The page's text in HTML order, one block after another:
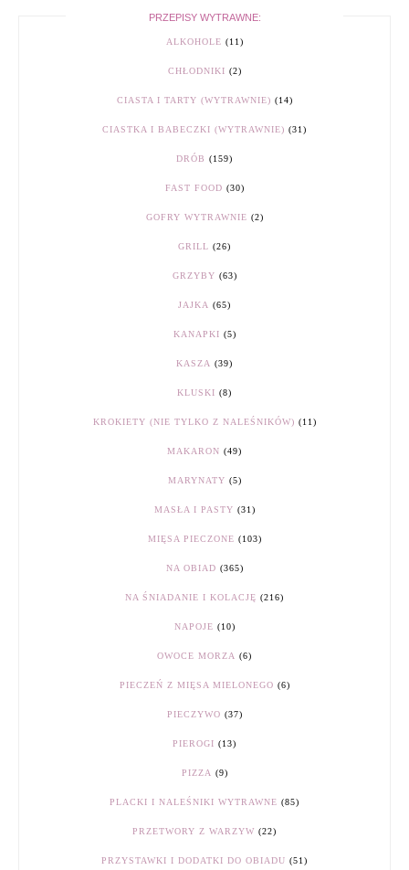
PRZEPISY WYTRAWNE:
ALKOHOLE (11)
CHŁODNIKI (2)
CIASTA I TARTY (WYTRAWNIE) (14)
CIASTKA I BABECZKI (WYTRAWNIE) (31)
DRÓB (159)
FAST FOOD (30)
GOFRY WYTRAWNIE (2)
GRILL (26)
GRZYBY (63)
JAJKA (65)
KANAPKI (5)
KASZA (39)
KLUSKI (8)
KROKIETY (NIE TYLKO Z NALEŚNIKÓW) (11)
MAKARON (49)
MARYNATY (5)
MASŁA I PASTY (31)
MIĘSA PIECZONE (103)
NA OBIAD (365)
NA ŚNIADANIE I KOLACJĘ (216)
NAPOJE (10)
OWOCE MORZA (6)
PIECZEŃ Z MIĘSA MIELONEGO (6)
PIECZYWO (37)
PIEROGI (13)
PIZZA (9)
PLACKI I NALEŚNIKI WYTRAWNE (85)
PRZETWORY Z WARZYW (22)
PRZYSTAWKI I DODATKI DO OBIADU (51)